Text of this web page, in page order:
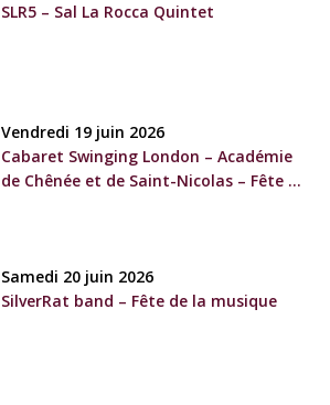
SLR5 – Sal La Rocca Quintet
Vendredi 19 juin 2026
Cabaret Swinging London – Académie
de Chênée et de Saint-Nicolas – Fête de
Samedi 20 juin 2026
SilverRat band – Fête de la musique